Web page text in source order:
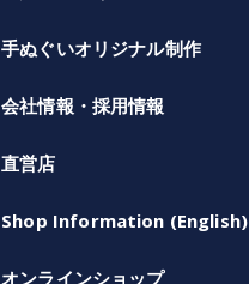
手ぬぐいオリジナル制作
会社情報・採用情報
直営店
Shop Information (English)
オンラインショップ